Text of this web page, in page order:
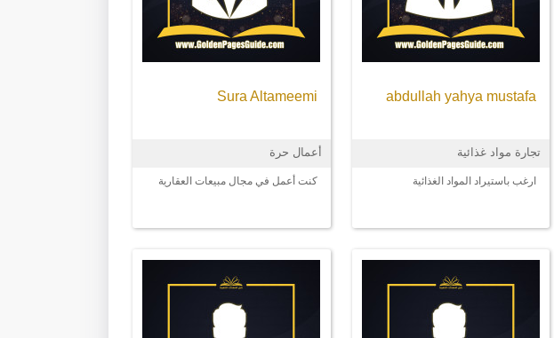
abdullah yahya mustafa
تجارة مواد غذائية
ارغب باستيراد المواد الغذائية
Sura Altameemi
أعمال حرة
كنت أعمل في مجال مبيعات العقارية